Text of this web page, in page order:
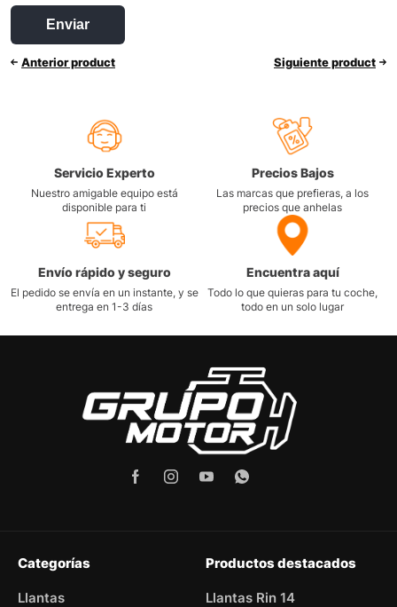
Anterior product Siguiente product
Servicio Experto
Nuestro amigable equipo está
disponible para ti
Precios Bajos
Las marcas que prefieras, a los
precios que anhelas
Envío rápido y seguro
El pedido se envía en un instante, y se
entrega en 1-3 días
Encuentra aquí
Todo lo que quieras para tu coche,
todo en un solo lugar
Categorías
Llantas
Productos destacados
Llantas Rin 14